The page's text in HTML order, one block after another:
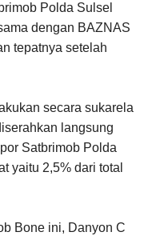
Polda Sulsel
dengan BAZNAS
tepatnya setelah
secara sukarela
langsung
Satbrimob Polda
yaitu 2,5% dari total
Bone ini, Danyon C